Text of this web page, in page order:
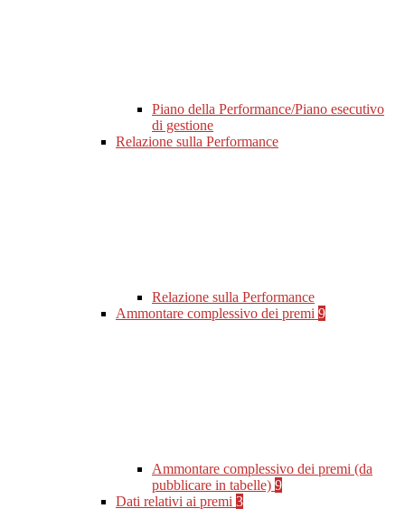
Piano della Performance/Piano esecutivo
di gestione
Relazione sulla Performance
Relazione sulla Performance
Ammontare complessivo dei premi 9
Ammontare complessivo dei premi (da
pubblicare in tabelle) 9
Dati relativi ai premi 3